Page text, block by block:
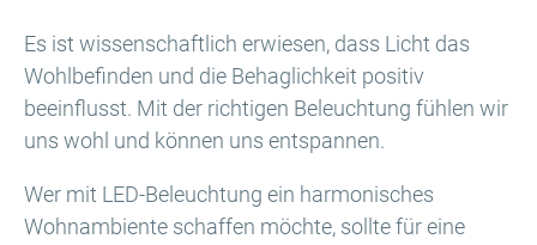
Es ist wissenschaftlich erwiesen, dass Licht das
Wohlbefinden und die Behaglichkeit positiv
beeinflusst. Mit der richtigen Beleuchtung fühlen wir
uns wohl und können uns entspannen.
Wer mit LED-Beleuchtung ein harmonisches
Wohnambiente schaffen möchte, sollte für eine